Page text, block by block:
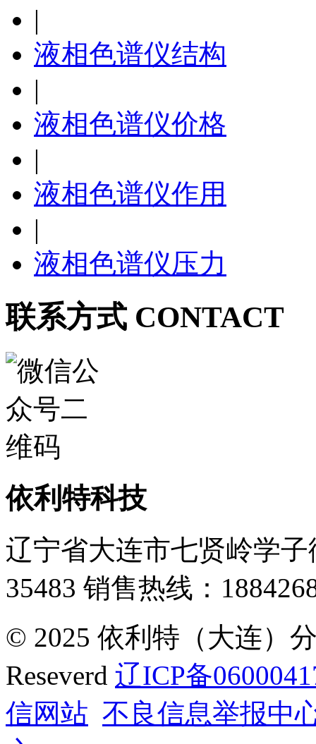
|
液相色谱仪结构
|
液相色谱仪价格
|
液相色谱仪作用
|
液相色谱仪压力
联系方式 CONTACT
依利特科技
辽宁省大连市七贤岭学子
35483 销售热线：
© 2025 依利特（大连）
Reseverd 辽ICP备
信网站 不良信息举报中